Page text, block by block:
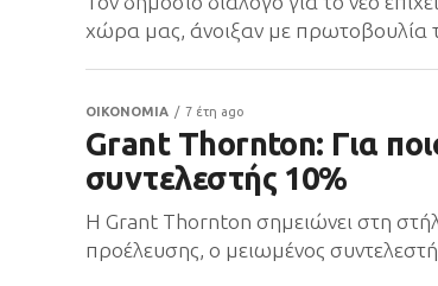
χώρα μας, άνοιξαν με
ΟΙΚΟΝΟΜΙΑ 7 έτη ago
Grant Thornton: Για
συντελεστής 10%
H Grant Thornton σημειώνει στη
προέλευσης, ο μειωμένος